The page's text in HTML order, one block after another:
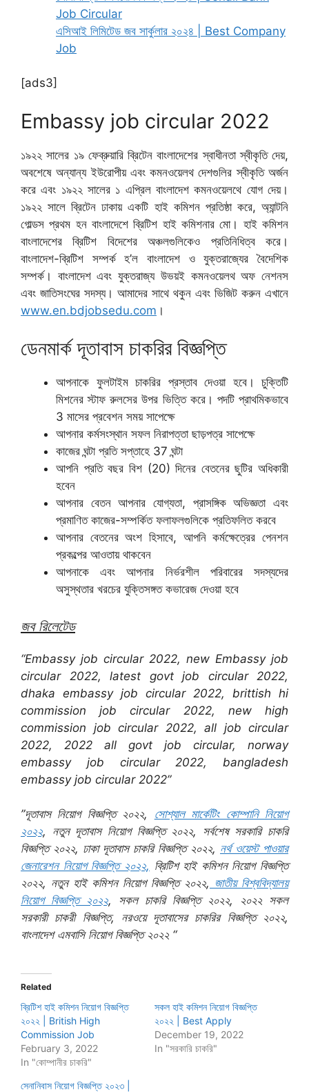
Job Circular
এসিআই লিমিটেড জব সার্কুলার ২০২৪ | Best Company
Job
[ads3]
Embassy job circular 2022
১৯২২ সালের ১৯ ফেব্রুয়ারি ব্রিটেন বাংলাদেশের স্বাধীনতা স্বীকৃতি দেয়,
অবশেষে অন্যান্য ইউরোপীয় এবং কমনওয়েলথ দেশগুলির স্বীকৃতি অর্জন
করে এবং ১৯২২ সালের ১ এপ্রিল বাংলাদেশ কমনওয়েলথে যোগ দেয়।
১৯২২ সালে ব্রিটেন ঢাকায় একটি হাই কমিশন প্রতিষ্ঠা করে, অ্যান্টনি
গোল্ডস প্রথম হন বাংলাদেশে ব্রিটিশ হাই কমিশনার মো। হাই কমিশন
বাংলাদেশের ব্রিটিশ বিদেশের অঞ্চলগুলিকেও প্রতিনিধিত্ব করে।
বাংলাদেশ-ব্রিটিশ সম্পর্ক হ’ল বাংলাদেশ ও যুক্তরাজ্যের বৈদেশিক
সম্পর্ক। বাংলাদেশ এবং যুক্তরাজ্য উভয়ই কমনওয়েলথ অফ নেশনস
এবং জাতিসংঘের সদস্য। আমাদের সাথে থকুন এবং ভিজিট করুন এখানে
www.en.bdjobsedu.com ।
ডেনমার্ক দূতাবাস চাকরির বিজ্ঞপ্তি
আপনাকে ফুলটাইম চাকরির প্রস্তাব দেওয়া হবে। চুক্তিটি
মিশনের স্টাফ রুলসের উপর ভিত্তি করে। পদটি প্রাথমিকভাবে
3 মাসের প্রবেশন সময় সাপেক্ষে
আপনার কর্মসংস্থান সফল নিরাপত্তা ছাড়পত্র সাপেক্ষে
কাজের ঘন্টা প্রতি সপ্তাহে 37 ঘন্টা
আপনি প্রতি বছর বিশ (20) দিনের বেতনের ছুটির অধিকারী
হবেন
আপনার বেতন আপনার যোগ্যতা, প্রাসঙ্গিক অভিজ্ঞতা এবং
প্রমাণিত কাজের-সম্পর্কিত ফলাফলগুলিকে প্রতিফলিত করবে
আপনার বেতনের অংশ হিসাবে, আপনি কর্মক্ষেত্রের পেনশন
প্রকল্পের আওতায় থাকবেন
আপনাকে এবং আপনার নির্ভরশীল পরিবারের সদস্যদের
অসুস্থতার খরচের যুক্তিসঙ্গত কভারেজ দেওয়া হবে
জব রিলেটেড
“Embassy job circular 2022, new Embassy job
circular 2022, latest govt job circular 2022,
dhaka embassy job circular 2022, brittish hi
commission job circular 2022, new high
commission job circular 2022, all job circular
2022, 2022 all govt job circular, norway
embassy job circular 2022, bangladesh
embassy job circular 2022”
”দূতাবাস নিয়োগ বিজ্ঞপ্তি ২০২২, সোশ্যাল মার্কেটিং কোম্পানি নিয়োগ
২০২২, নতুন দূতাবাস নিয়োগ বিজ্ঞপ্তি ২০২২, সর্বশেষ সরকারি চাকরি
বিজ্ঞপ্তি ২০২২, ঢাকা দূতাবাস চাকরি বিজ্ঞপ্তি ২০২২, নর্থ ওয়েস্ট পাওয়ার
জেনারেশন নিয়োগ বিজ্ঞপ্তি ২০২২, ব্রিটিশ হাই কমিশন নিয়োগ বিজ্ঞপ্তি
২০২২, নতুন হাই কমিশন নিয়োগ বিজ্ঞপ্তি ২০২২, জাতীয় বিশ্ববিদ্যালয়
নিয়োগ বিজ্ঞপ্তি ২০২২, সকল চাকরি বিজ্ঞপ্তি ২০২২, ২০২২ সকল
সরকারী চাকরী বিজ্ঞপ্তি, নরওয়ে দূতাবাসের চাকরির বিজ্ঞপ্তি ২০২২,
বাংলাদেশ এমবাসি নিয়োগ বিজ্ঞপ্তি ২০২২ “
Related
ব্রিটিশ হাই কমিশন নিয়োগ বিজ্ঞপ্তি
২০২২ | British High
Commission Job
February 3, 2022
In "কোম্পানীর চাকরি"
সকল হাই কমিশন নিয়োগ বিজ্ঞপ্তি
২০২২ | Best Apply
December 19, 2022
In "সরকারি চাকরি"
সেনানিবাস নিয়োগ বিজ্ঞপ্তি ২০২৩ |